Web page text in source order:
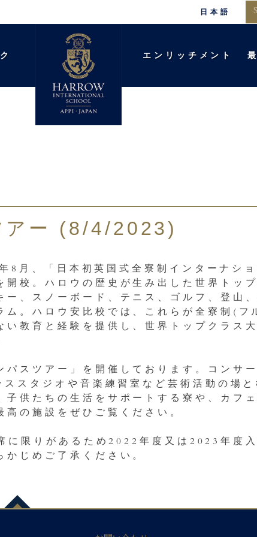
日本語
エンリッチメント
アー (8/4/2023)
月、「日本初英国式全寮制インターナショ
校。ハロウの歴史が生み出した世界トッ
、スノーボード、テニス、ゴルフ、登山
。ハロウ安比校では、これらが全寮制(フ
教育と経験を提供し、世界トップクラス
スツアー」を開催しております。コンサ
スタジオや音楽練習室など芸術活動の場と
供たちの生活をサポートする寮や、カフ
の施設をぜひご覧ください。
限りがあるため2022年度又は2023年度入
じめご了承ください。